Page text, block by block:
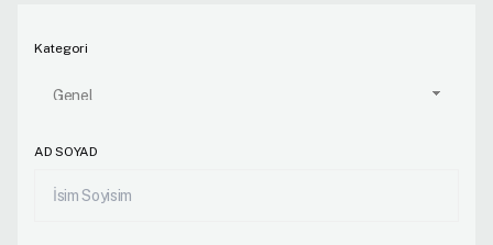
Kategori
AD SOYAD